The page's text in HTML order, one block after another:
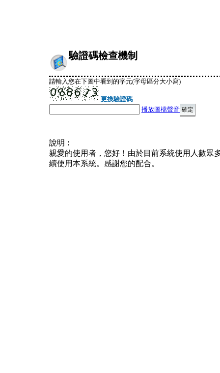
驗證碼檢查機制
請輸入您在下圖中看到的字元(字母區分大小寫)
更換驗證碼
播放圖檔聲音
說明︰
親愛的使用者，您好！由於目前系統使用人數眾
續使用本系統。感謝您的配合。